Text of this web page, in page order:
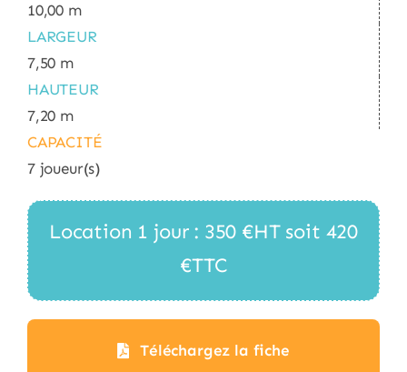
10,00 m
LARGEUR
7,50 m
HAUTEUR
7,20 m
CAPACITÉ
7 joueur(s)
Location 1 jour : 350 €HT soit 420
€TTC
Téléchargez la fiche